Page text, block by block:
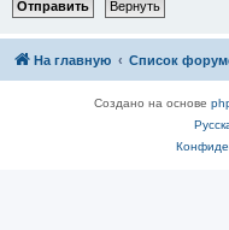
На главную Список
Создано на основе